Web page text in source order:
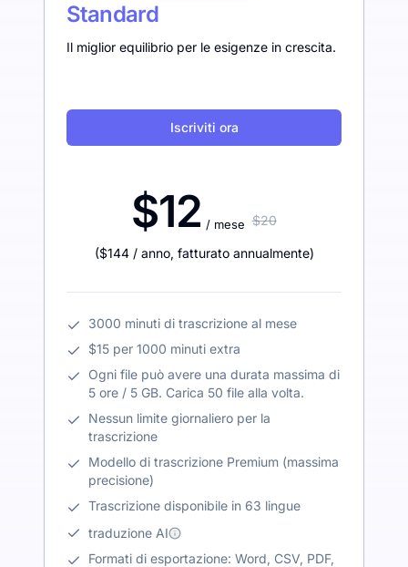
Standard
Il miglior equilibrio per le esigenze in crescita.
Iscriviti ora
$12 / mese $20
($144 / anno, fatturato annualmente)
3000 minuti di trascrizione al mese
$15 per 1000 minuti extra
Ogni file può avere una durata massima di
5 ore / 5 GB. Carica 50 file alla volta.
Nessun limite giornaliero per la
trascrizione
Modello di trascrizione Premium (massima
precisione)
Trascrizione disponibile in 63 lingue
traduzione AI
Formati di esportazione: Word, CSV, PDF,